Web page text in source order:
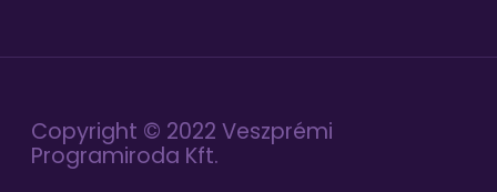
Copyright © 2022 Veszprémi
Programiroda Kft.